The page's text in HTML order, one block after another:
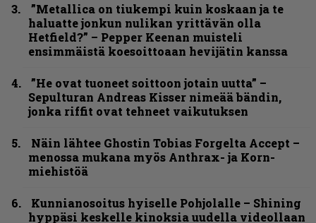
”Metallica on tiukempi kuin koskaan ja te
haluatte jonkun nulikan yrittävän olla
Hetfield?” – Pepper Keenan muisteli
ensimmäistä koesoittoaan hevijätin kanssa
”He ovat tuoneet soittoon jotain uutta” –
Sepulturan Andreas Kisser nimeää bändin,
jonka riffit ovat tehneet vaikutuksen
Näin lähtee Ghostin Tobias Forgelta Accept –
menossa mukana myös Anthrax- ja Korn-
miehistöä
Kunnianosoitus hyiselle Pohjolalle – Shining
hyppäsi keskelle kinoksia uudella videollaan